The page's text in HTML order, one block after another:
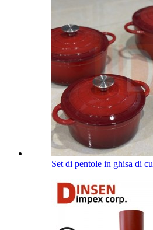
Set di pentole in ghisa di